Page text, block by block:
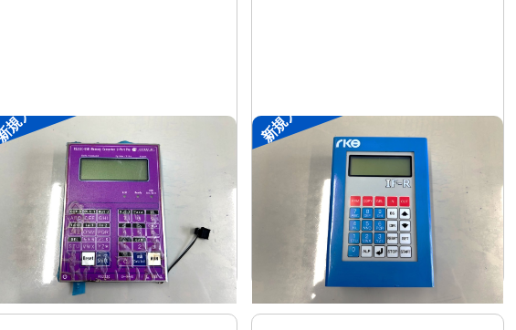
入荷
ポータブル入出力装置
協立アスリック
式U-Port Pro
式-
新規入荷
ポータブル入出力装置
菱電工機エンジニアリング
式IF-R
式